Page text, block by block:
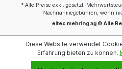
* Alle Preise exkl. gesetzl.
Nachnahmegebühren, wenn
eltec mehring ag © Alle
Diese Website verwendet
Erfahrung bieten zu können.